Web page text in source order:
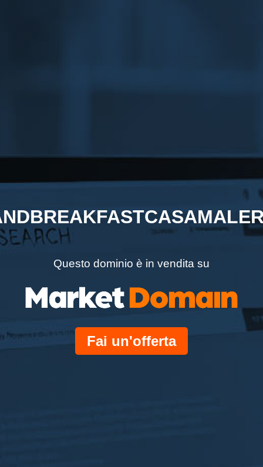
Questo dominio è in vendita su
Fai un'offerta